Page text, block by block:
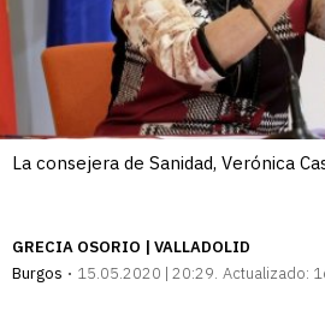
La consejera de Sanidad, Verónica
GRECIA OSORIO | VALLADOLID
Burgos
15.05.2020 | 20:29 Actualizado: